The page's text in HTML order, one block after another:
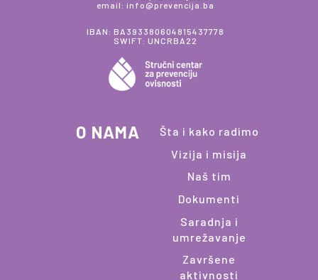
email: info@prevencija.ba
IBAN: BA393380604815437778
SWIFT: UNCRBA22
O NAMA
Šta i kako radimo
Vizija i misija
Naš tim
Dokumenti
Saradnja i
umrežavanje
Završene
aktivnosti